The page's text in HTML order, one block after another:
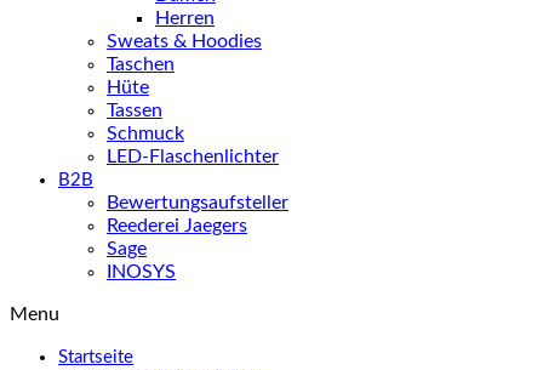
Herren
Sweats & Hoodies
Taschen
Hüte
Tassen
Schmuck
LED-Flaschenlichter
B2B
Bewertungsaufsteller
Reederei Jaegers
Sage
INOSYS
Menu
Startseite